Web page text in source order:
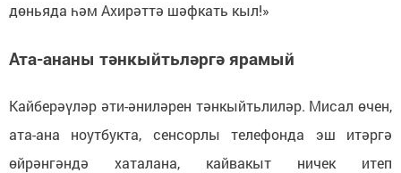
дөньяда һәм Ахирәттә шәфкать кыл!»
Ата-ананы тәнкыйтьләргә ярамый
Кайберәүләр әти-әниләрен тәнкыйтьлиләр. Мисал өчен,
ата-ана ноутбукта, сенсорлы телефонда эш итәргә
өйрәнгәндә хаталана, кайвакыт ничек итеп